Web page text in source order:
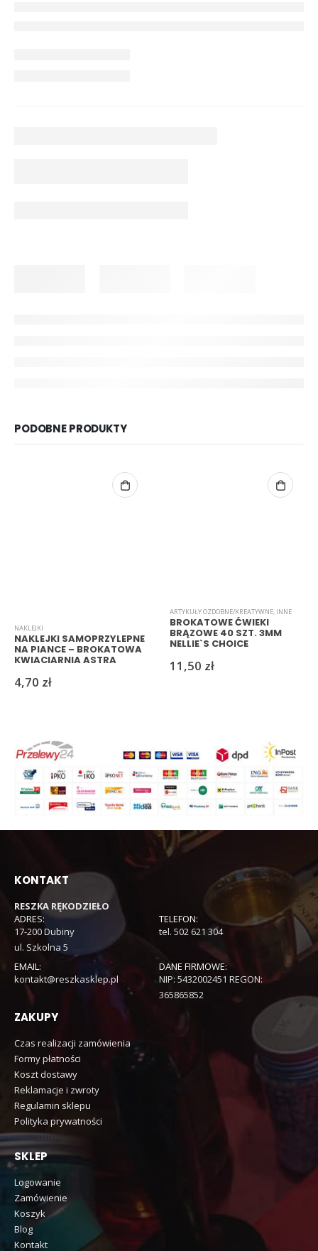
PODOBNE PRODUKTY
NAKLEJKI
NAKLEJKI SAMOPRZYLEPNE
NA PIANCE – BROKATOWA
KWIACIARNIA ASTRA
4,70 zł
ARTYKUŁY OZDOBNE/KREATYWNE, INNE
BROKATOWE ĆWIEKI
BRĄZOWE 40 SZT. 3MM
NELLIE`S CHOICE
11,50 zł
KONTAKT
RESZKA RĘKODZIEŁO
ADRES:
17-200 Dubiny
ul. Szkolna 5
TELEFON:
tel. 502 621 304
EMAIL:
kontakt@reszkasklep.pl
DANE FIRMOWE:
NIP: 5432002451 REGON:
365865852
ZAKUPY
Czas realizacji zamówienia
Formy płatności
Koszt dostawy
Reklamacje i zwroty
Regulamin sklepu
Polityka prywatności
SKLEP
Logowanie
Zamówienie
Koszyk
Blog
Kontakt